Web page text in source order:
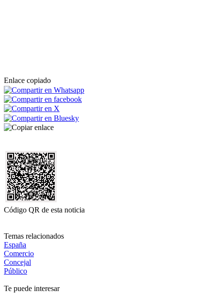
Enlace copiado
Código QR de esta noticia
Temas relacionados
España
Comercio
Concejal
Público
Te puede interesar